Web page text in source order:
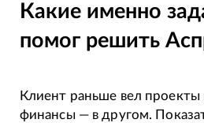
Какие именно
помог решить
Клиент раньше вел проекты
финансы — в другом.